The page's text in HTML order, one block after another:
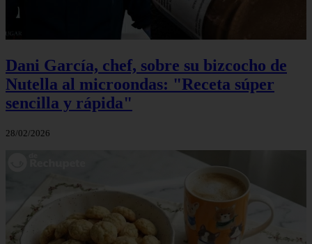
Dani García, chef, sobre su bizcocho de
Nutella al microondas: "Receta súper
sencilla y rápida"
28/02/2026